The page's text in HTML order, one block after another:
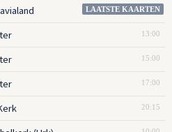
LAATSTE KAARTEN
13:00
15:00
17:00
20:15